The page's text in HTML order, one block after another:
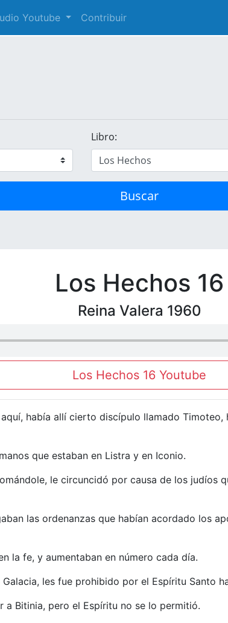
Youtube Contribuir
Libro:
Buscar
Los Hechos 16
Reina Valera 1960
Los Hechos 16 Youtube
había allí cierto discípulo llamado
que estaban en Listra y en Iconio.
le circuncidó por causa de los judíos
las ordenanzas que habían acordado los
la fe, y aumentaban en número cada día.
les fue prohibido por el Espíritu Santo
a Bitinia, pero el Espíritu no se lo permitió.